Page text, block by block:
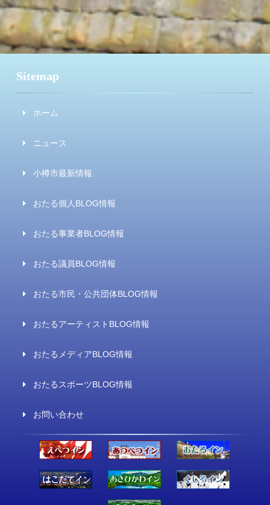
Sitemap
ホーム
ニュース
小樽市最新情報
おたる個人BLOG情報
おたる事業者BLOG情報
おたる議員BLOG情報
おたる市民・公共団体BLOG情報
おたるアーティストBLOG情報
おたるメディアBLOG情報
おたるスポーツBLOG情報
お問い合わせ